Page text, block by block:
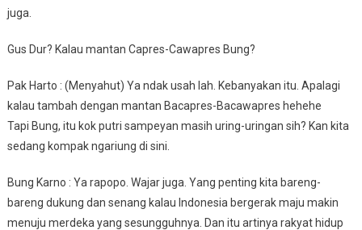
juga.
Gus Dur? Kalau mantan Capres-Cawapres Bung?
Pak Harto : (Menyahut) Ya ndak usah lah. Kebanyakan itu. Apalagi
kalau tambah dengan mantan Bacapres-Bacawapres hehehe
Tapi Bung, itu kok putri sampeyan masih uring-uringan sih? Kan kita
sedang kompak ngariung di sini.
Bung Karno : Ya rapopo. Wajar juga. Yang penting kita bareng-
bareng dukung dan senang kalau Indonesia bergerak maju makin
menuju merdeka yang sesungguhnya. Dan itu artinya rakyat hidup